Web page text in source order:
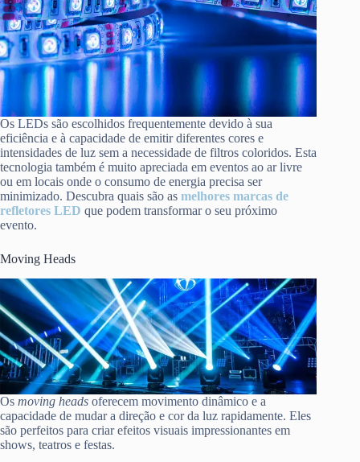
Os LEDs são escolhidos frequentemente devido à sua
eficiência e à capacidade de emitir diferentes cores e
intensidades de luz sem a necessidade de filtros coloridos. Esta
tecnologia também é muito apreciada em eventos ao ar livre
ou em locais onde o consumo de energia precisa ser
minimizado. Descubra quais são as melhores marcas de
refletores LED que podem transformar o seu próximo
evento.
Moving Heads
Os moving heads oferecem movimento dinâmico e a
capacidade de mudar a direção e cor da luz rapidamente. Eles
são perfeitos para criar efeitos visuais impressionantes em
shows, teatros e festas.